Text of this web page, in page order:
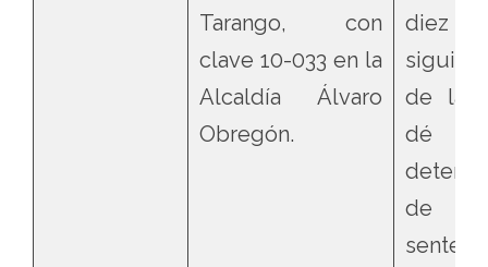
Tarango, con
clave 10-033 en la
Alcaldía Álvaro
Obregón.
diez
de la
dé
de